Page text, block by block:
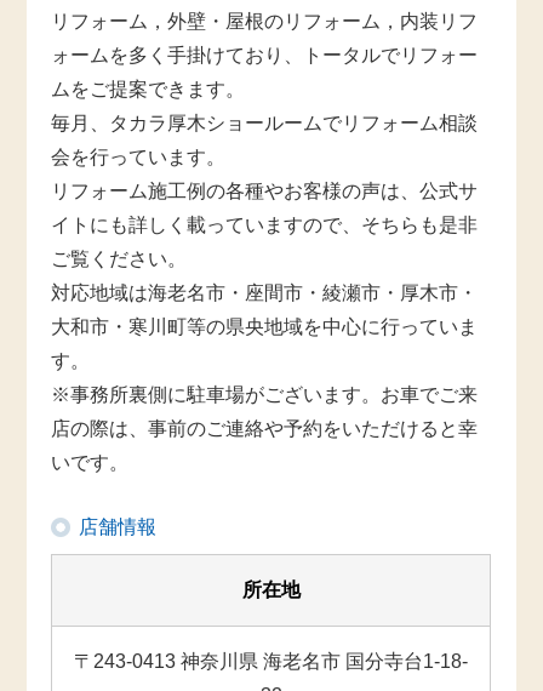
リフォーム，外壁・屋根のリフォーム，内装リフ
ォームを多く手掛けており、トータルでリフォー
ムをご提案できます。
毎月、タカラ厚木ショールームでリフォーム相談
会を行っています。
リフォーム施工例の各種やお客様の声は、公式サ
イトにも詳しく載っていますので、そちらも是非
ご覧ください。
対応地域は海老名市・座間市・綾瀬市・厚木市・
大和市・寒川町等の県央地域を中心に行っていま
す。
※事務所裏側に駐車場がございます。お車でご来
店の際は、事前のご連絡や予約をいただけると幸
いです。
店舗情報
所在地
〒243-0413 神奈川県 海老名市 国分寺台1-18-